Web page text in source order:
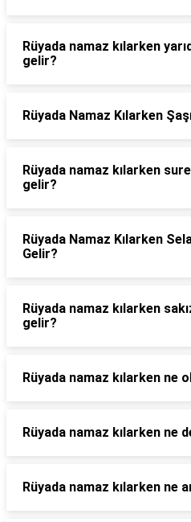
Rüyada namaz kılarken
gelir?
Rüyada Namaz Kılarken
Rüyada namaz kılarken
gelir?
Rüyada Namaz Kılarken
Gelir?
Rüyada namaz kılarken
gelir?
Rüyada namaz kılarken ne
Rüyada namaz kılarken ne
Rüyada namaz kılarken ne